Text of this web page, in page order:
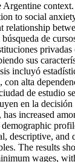
to social
de
sus
incluyó
alta
de estudio
en la
increased
descriptive, and
The results
wages,